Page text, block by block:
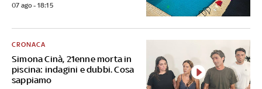
07 ago - 18:15
Simona Cinà, 21enne morta in
piscina: indagini e dubbi. Cosa
sappiamo
CRONACA